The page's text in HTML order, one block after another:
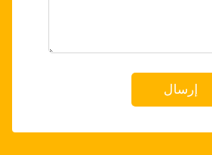
إرسال